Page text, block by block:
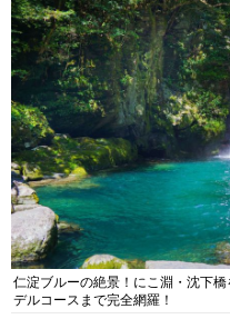
仁淀ブルーの絶景！にこ淵・沈下
デルコースまで完全網羅！